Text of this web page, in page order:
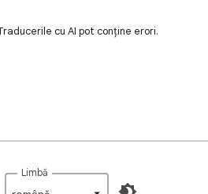
cu AI pot conține erori.
Limbă